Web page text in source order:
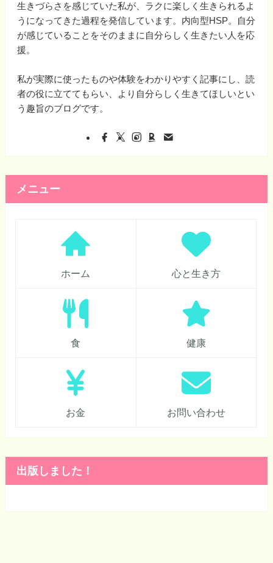
生きづらさを感じていた私が、ラクに楽しく生きられるよ
うになってきた過程を発信しています。内向型HSP。自分
が感じていることをそのままに自分らしく生きたい人を応
援。
私が実際に使ったものや体験をわかりやすく記事にし、読
者の役に立ててもらい、より自分らしく生きてほしいとい
う趣旨のブログです。
メニュー
ホーム 心と生き方
食 健康
お金 お問い合わせ
出版しました！